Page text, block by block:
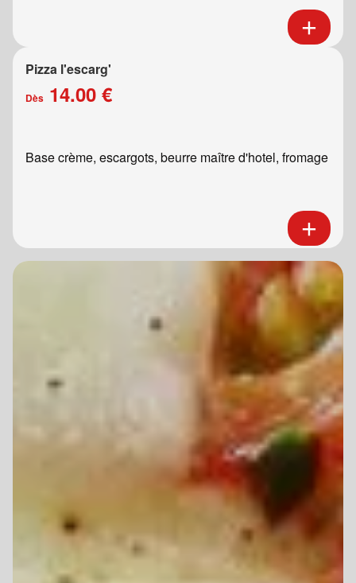
Pizza l'escarg'
Dès 14.00 €
Base crème, escargots, beurre maître d'hotel, fromage